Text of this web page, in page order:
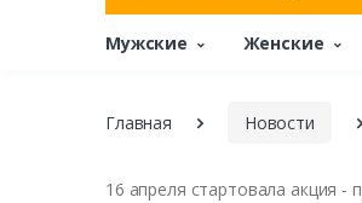
Мужские Женские
Главная Новости
16 апреля стартовала акция -